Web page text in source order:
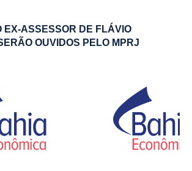
EX-ASSESSOR DE FLÁVIO
OUVIDOS PELO MPRJ